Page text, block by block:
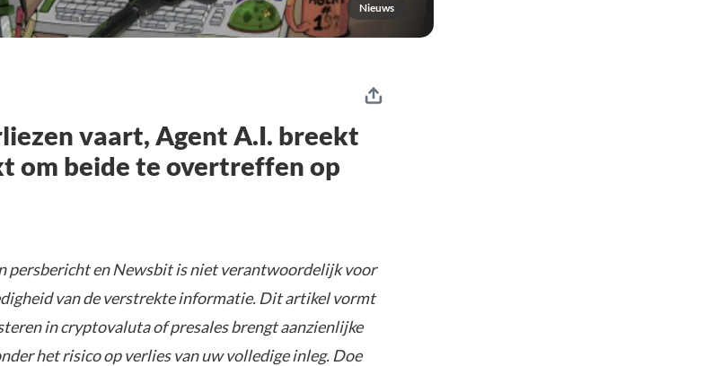
Nieuws
vaart, Agent A.I. breekt
om beide te overtreffen op
persbericht en Newsbit is niet verantwoordelijk voor
van de verstrekte informatie. Dit artikel vormt
in cryptovaluta of presales brengt aanzienlijke
het risico op verlies van uw volledige inleg. Doe